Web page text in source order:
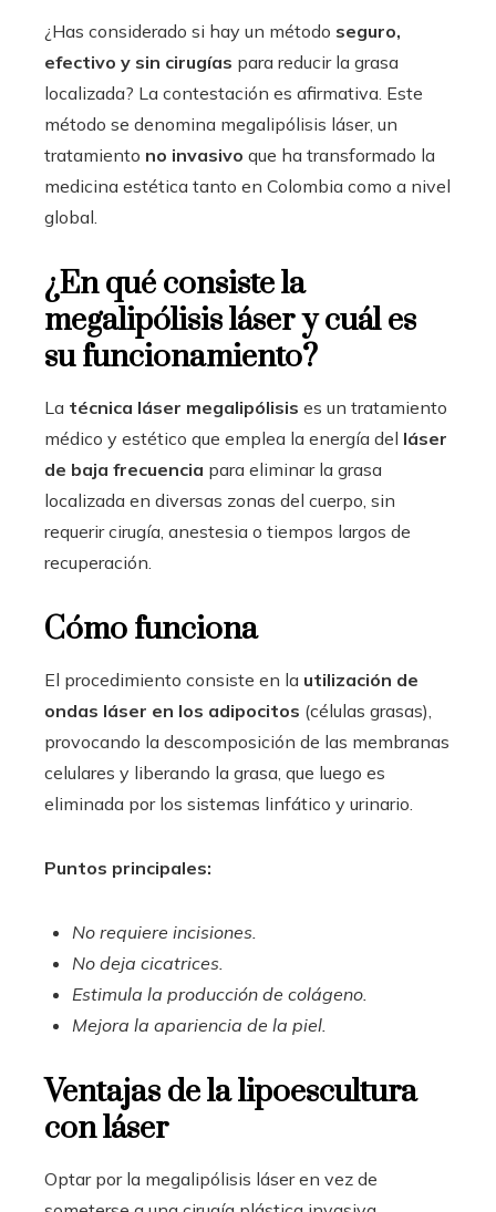
¿Has considerado si hay un método seguro,
efectivo y sin cirugías para reducir la grasa
localizada? La contestación es afirmativa. Este
método se denomina megalipólisis láser, un
tratamiento no invasivo que ha transformado la
medicina estética tanto en Colombia como a nivel
global.
¿En qué consiste la
megalipólisis láser y cuál es
su funcionamiento?
La técnica láser megalipólisis es un tratamiento
médico y estético que emplea la energía del láser
de baja frecuencia para eliminar la grasa
localizada en diversas zonas del cuerpo, sin
requerir cirugía, anestesia o tiempos largos de
recuperación.
Cómo funciona
El procedimiento consiste en la utilización de
ondas láser en los adipocitos (células grasas),
provocando la descomposición de las membranas
celulares y liberando la grasa, que luego es
eliminada por los sistemas linfático y urinario.
Puntos principales:
No requiere incisiones.
No deja cicatrices.
Estimula la producción de colágeno.
Mejora la apariencia de la piel.
Ventajas de la lipoescultura
con láser
Optar por la megalipólisis láser en vez de